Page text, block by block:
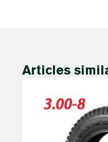
Articles